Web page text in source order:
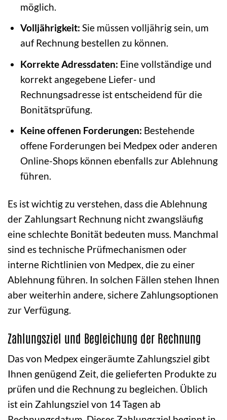
möglich.
Volljährigkeit: Sie müssen volljährig sein, um
auf Rechnung bestellen zu können.
Korrekte Adressdaten: Eine vollständige und
korrekt angegebene Liefer- und
Rechnungsadresse ist entscheidend für die
Bonitätsprüfung.
Keine offenen Forderungen: Bestehende
offene Forderungen bei Medpex oder anderen
Online-Shops können ebenfalls zur Ablehnung
führen.
Es ist wichtig zu verstehen, dass die Ablehnung
der Zahlungsart Rechnung nicht zwangsläufig
eine schlechte Bonität bedeuten muss. Manchmal
sind es technische Prüfmechanismen oder
interne Richtlinien von Medpex, die zu einer
Ablehnung führen. In solchen Fällen stehen Ihnen
aber weiterhin andere, sichere Zahlungsoptionen
zur Verfügung.
Zahlungsziel und Begleichung der Rechnung
Das von Medpex eingeräumte Zahlungsziel gibt
Ihnen genügend Zeit, die gelieferten Produkte zu
prüfen und die Rechnung zu begleichen. Üblich
ist ein Zahlungsziel von 14 Tagen ab